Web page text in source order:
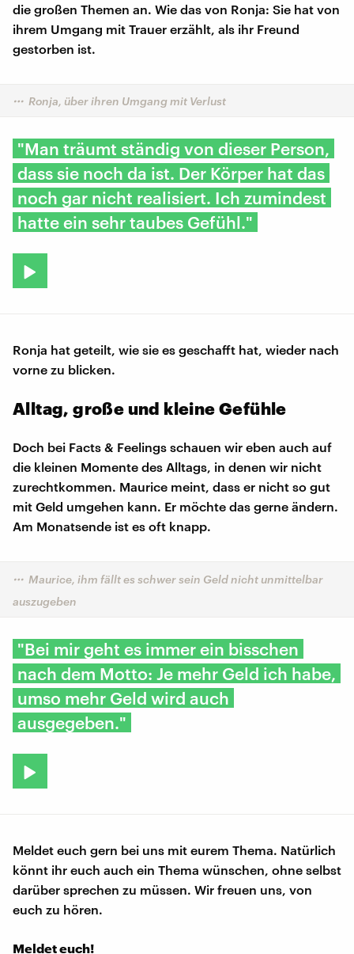
die großen Themen an. Wie das von Ronja: Sie hat von
ihrem Umgang mit Trauer erzählt, als ihr Freund
gestorben ist.
Ronja, über ihren Umgang mit Verlust
"Man träumt ständig von dieser Person,
dass sie noch da ist. Der Körper hat das
noch gar nicht realisiert. Ich zumindest
hatte ein sehr taubes Gefühl."
Ronja hat geteilt, wie sie es geschafft hat, wieder nach
vorne zu blicken.
Alltag, große und kleine Gefühle
Doch bei Facts & Feelings schauen wir eben auch auf
die kleinen Momente des Alltags, in denen wir nicht
zurechtkommen. Maurice meint, dass er nicht so gut
mit Geld umgehen kann. Er möchte das gerne ändern.
Am Monatsende ist es oft knapp.
Maurice, ihm fällt es schwer sein Geld nicht unmittelbar
auszugeben
"Bei mir geht es immer ein bisschen
nach dem Motto: Je mehr Geld ich habe,
umso mehr Geld wird auch
ausgegeben."
Meldet euch gern bei uns mit eurem Thema. Natürlich
könnt ihr euch auch ein Thema wünschen, ohne selbst
darüber sprechen zu müssen. Wir freuen uns, von
euch zu hören.
Meldet euch!